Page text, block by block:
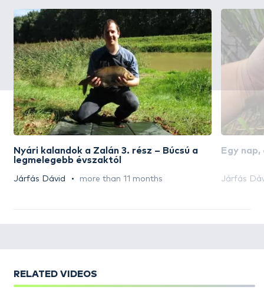
Nyári kalandok a Zalán 3. rész – Búcsú a
legmelegebb évszaktól
Járfás Dávid more than 11 months
Egy
Járfás
RELATED VIDEOS